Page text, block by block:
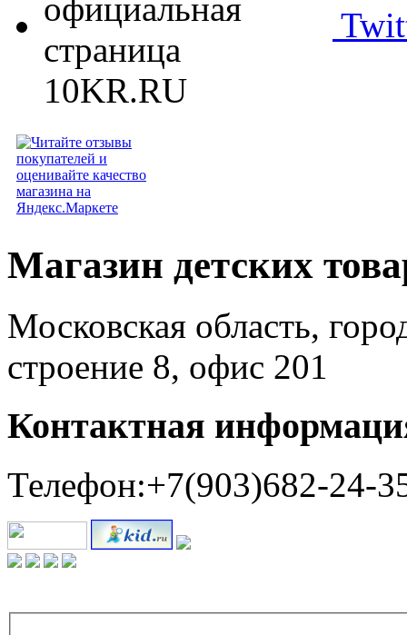
Магазин детских
Московская область,
строение 8, офис 201
Контактная
Телефон:+7(903)682-24-